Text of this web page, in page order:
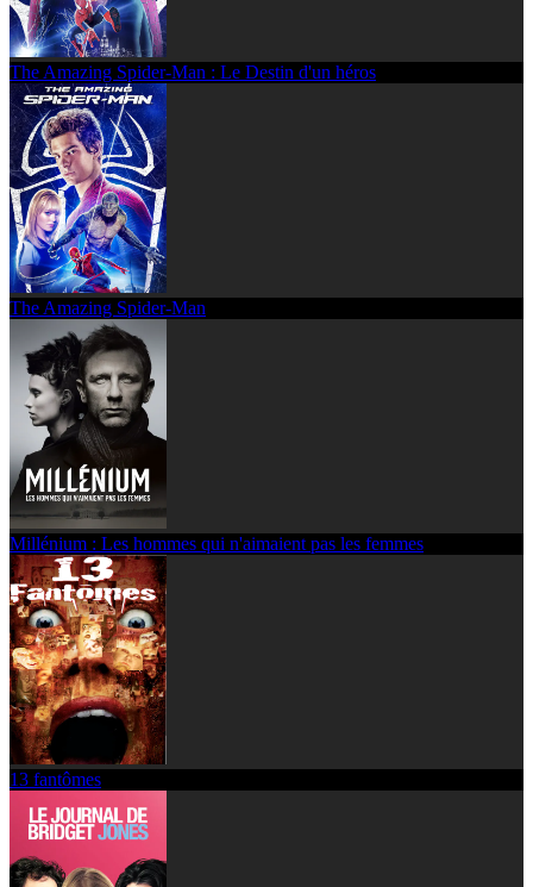
The Amazing Spider-Man : Le Destin d'un héros
The Amazing Spider-Man
Millénium : Les hommes qui n'aimaient pas les femmes
13 fantômes